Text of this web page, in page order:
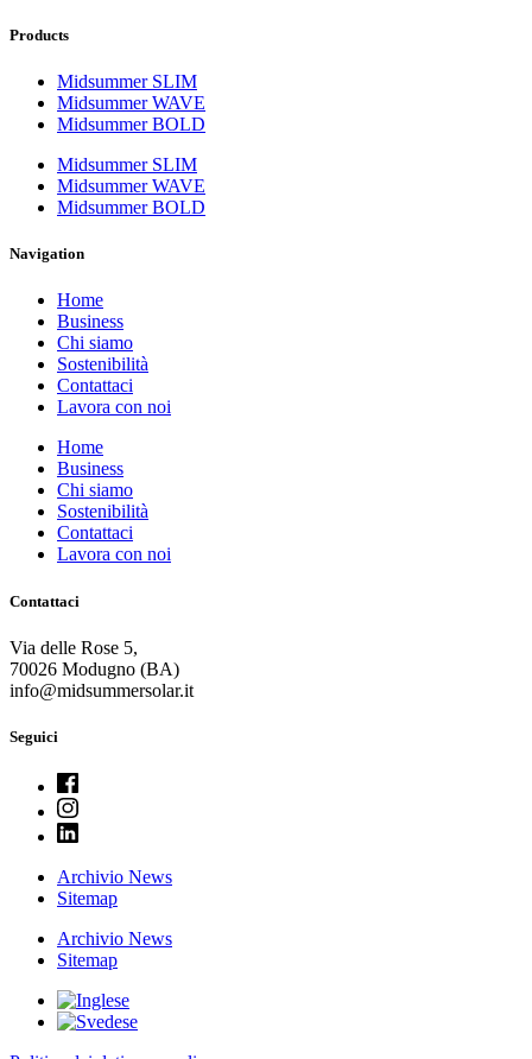
Products
Midsummer SLIM
Midsummer WAVE
Midsummer BOLD
Midsummer SLIM
Midsummer WAVE
Midsummer BOLD
Navigation
Home
Business
Chi siamo
Sostenibilità
Contattaci
Lavora con noi
Home
Business
Chi siamo
Sostenibilità
Contattaci
Lavora con noi
Contattaci
Via delle Rose 5,
70026 Modugno (BA)
info@midsummersolar.it
Seguici
Archivio News
Sitemap
Archivio News
Sitemap